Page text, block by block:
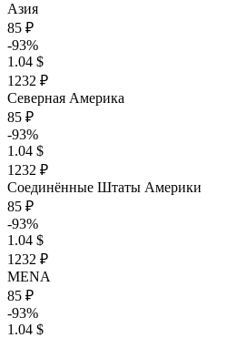
Азия
85 ₽
-93%
1.04 $
1232 ₽
Северная Америка
85 ₽
-93%
1.04 $
1232 ₽
Соединённые Штаты Америки
85 ₽
-93%
1.04 $
1232 ₽
MENA
85 ₽
-93%
1.04 $